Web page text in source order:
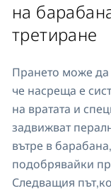
на
третиране
Прането може да
че насреща е
на вратата и
задвижват
вътре в
подобрявайки
Следващия